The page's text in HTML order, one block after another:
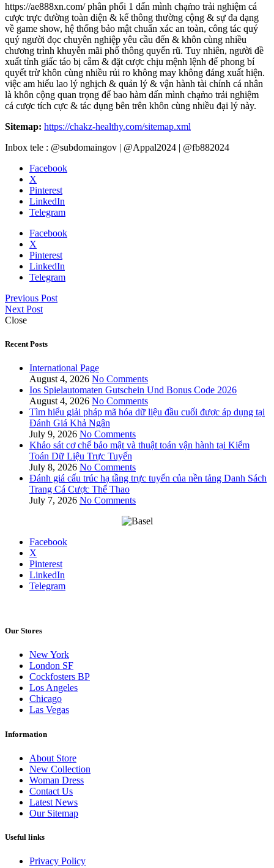
https://ae888xn.com/ phân phối 1 dấn mình chạm̀o trải nghiệm cá
cược trực đường toàn diện & kể thông thường cộng & sự đa dạng
về game show, hệ thống bảo mật chuẩn xác an toàn, công tác quý
quý người đọc chuyên nghiệp yêu cầu đến & khôn cùng nhiều
chương trình khuyễn mãi phổ thông quyến rũ. Tuy nhiên, người đề
xuất tỉnh giấc táo bị cắm & đặt cược chịu mệnh lệnh để phong bí
quyết trừ khôn cùng nhiều rủi ro không may không đáng xuất hiện.
việc am hiểu lao lý nghịch & quản lý & vận hành tài chính cá nhân
là khôn cộng quan trọng để bao hàm dấn mình chạm̀o trải nghiệm
cá cược tích cực & tác dụng bên trên khôn cùng nhiều đại lý này.
Sitemap: https://chakz-healthy.com/sitemap.xml
Inbox tele : @subdomaingov | @Appal2024 | @fb882024
Facebook
X
Pinterest
LinkedIn
Telegram
Facebook
X
Pinterest
LinkedIn
Telegram
Previous Post
Next Post
Close
Recent Posts
International Page
August 4, 2026 No Comments
Ios Spielautomaten Gutschein Und Bonus Code 2026
August 4, 2026 No Comments
Tìm hiểu giải pháp mã hóa dữ liệu đầu cuối được áp dụng tại
Đánh Giá Khả Ngân
July 9, 2026 No Comments
Khảo sát cơ chế bảo mật và thuật toán vận hành tại Kiểm
Toán Dữ Liệu Trực Tuyến
July 8, 2026 No Comments
Đánh giá cấu trúc hạ tầng trực tuyến của nền tảng Danh Sách
Trang Cá Cược Thể Thao
July 7, 2026 No Comments
Facebook
X
Pinterest
LinkedIn
Telegram
Our Stores
New York
London SF
Cockfosters BP
Los Angeles
Chicago
Las Vegas
Information
About Store
New Collection
Woman Dress
Contact Us
Latest News
Our Sitemap
Useful links
Privacy Policy